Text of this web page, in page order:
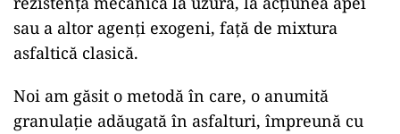
sau a altor agenţi exogeni, faţă de mixtura
asfaltică clasică.
Noi am găsit o metodă în care, o anumită
granulație adăugată în asfalturi, împreună cu